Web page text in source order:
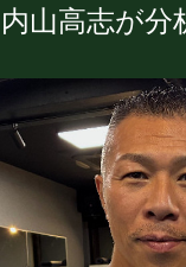
内山高志が分